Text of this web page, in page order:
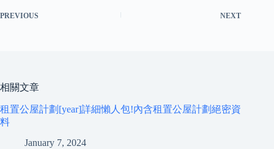
PREVIOUS NEXT
相關文章
租置公屋計劃[year]詳細懶人包!內含租置公屋計劃絕密資
料
January 7, 2024